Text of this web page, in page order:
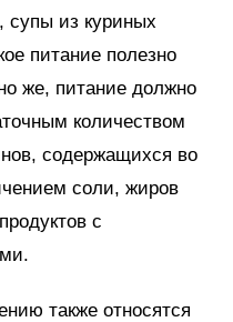
супы из куриных
питание полезно
же, питание должно
количеством
содержащихся во
соли, жиров
с
также относятся